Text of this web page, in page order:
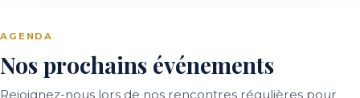
AGENDA
Nos prochains événements
Rejoignez-nous lors de nos rencontres régulières pour